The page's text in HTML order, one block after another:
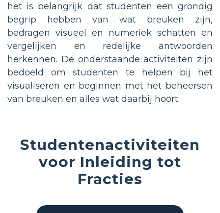
het is belangrijk dat studenten een grondig
begrip hebben van wat breuken zijn,
bedragen visueel en numeriek schatten en
vergelijken en redelijke antwoorden
herkennen. De onderstaande activiteiten zijn
bedoeld om studenten te helpen bij het
visualiseren en beginnen met het beheersen
van breuken en alles wat daarbij hoort.
Studentenactiviteiten
voor Inleiding tot
Fracties